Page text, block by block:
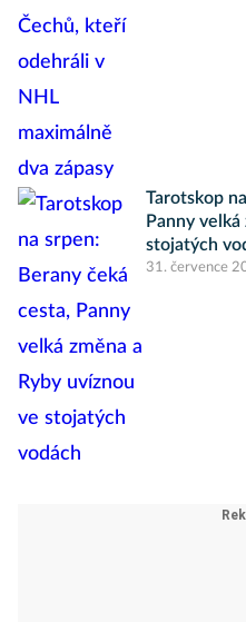
Tarotskop
Panny
stojatých
31. července